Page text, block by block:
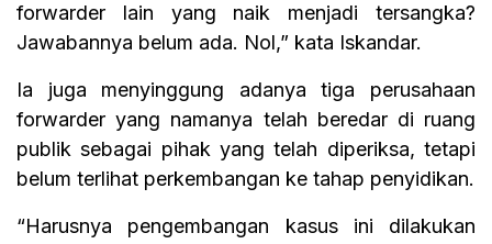
forwarder lain yang naik menjadi tersangka?
Jawabannya belum ada. Nol,” kata Iskandar.
Ia juga menyinggung adanya tiga perusahaan
forwarder yang namanya telah beredar di ruang
publik sebagai pihak yang telah diperiksa, tetapi
belum terlihat perkembangan ke tahap penyidikan.
“Harusnya pengembangan kasus ini dilakukan